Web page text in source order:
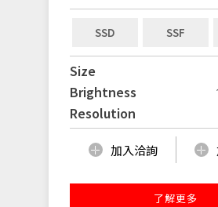
SSD SSF
Size
Brightness
Resolution
加入洽詢
了解更多